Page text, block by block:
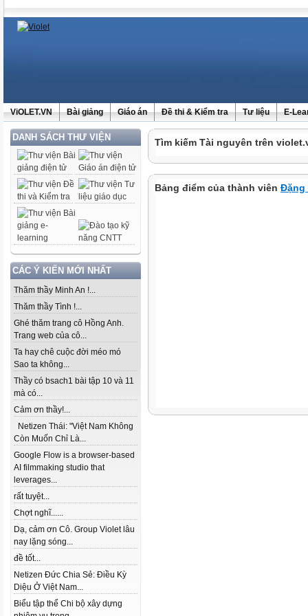
ViOLET.VN Bài giảng Giáo án Đề thi & Kiểm tra Tư liệu E-
DANH SÁCH THƯ VIỆN
CÁC Ý KIẾN MỚI NHẤT
Thăm thầy Minh An !...
Thăm thầy Tình !...
Ghé thăm trang cô Hồng Anh.
Trang web của cô...
Ta hay chê cuộc đời méo mó
Sao ta không...
Thầy có bsach1 bài tập 10 và 11
mà có...
Cảm ơn thầy!...
Netizen Thái: "Việt Nam Không
Còn Muốn Chỉ Là...
Google Flow is a browser-based
AI filmmaking studio that
leverages...
rất tuyệt...
Chợt nghĩ......
Dạ, cảm ơn Cô. Group Violet lâu
nay lặng sóng...
đề tốt...
Netizen Đức Chia Sẻ: Điều Kỳ
Diệu Ở Việt Nam...
Biểu tập thể Chi bộ xây dựng
Tìm kiếm Tài nguyên trên
Bảng điểm của thành viên Đặng